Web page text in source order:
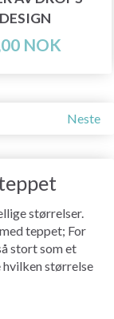
DESIGN
NOK
Neste
størrelser.
teppet; For
stort som et
størrelse